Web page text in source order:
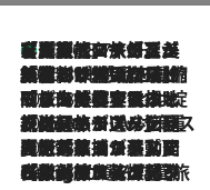
2026.8.7
【厳選旅コスメ】「多機能アイテムがメイン！」旅好き美容エディターが選んだ夏旅ベストコスメを発表【Mサイズジップ】
2026.8.6
「荷物が増えるほど旅ストレスは増す」美容ジャーナリストがたどり着いた最終結論。“化粧品を劇的に減らす”感動の凝縮美容とは
2026.8.6
「旅先には金髪ウィッグを持参」日本と同じメイクでは損してる!? 美容ジャーナリストが提案する“掟破りの旅美容”とは
2026.8.6
【厳選旅コスメ】「身軽さ＆UV対策重視！」ヘアアーティストshucoが選んだ夏旅ベストコスメを発表【Mサイズジップ】
2026.8.5
【厳選旅コスメ】国内をあちこち移動する河井菜摘が選んだ夏旅ベストコスメ発表！「リラックスアイテムはマスト」【Mサイズジップ】
2026.8.4
【厳選旅コスメ】「紫外線＆乾燥対策しながらメイク感も！」ヘア＆メイクGeorgeが選んだ夏旅ベストコスメを発表！【Mサイズジップ】